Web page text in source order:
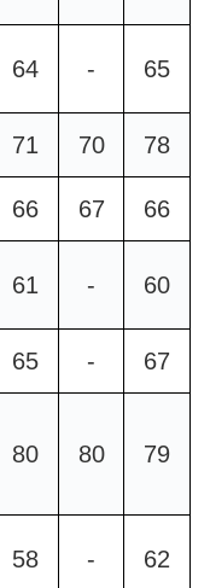
64 - 65
71 70 78
66 67 66
61 - 60
65 - 67
80 80 79
58 - 62